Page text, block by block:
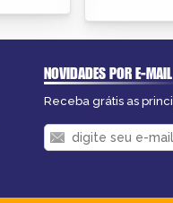
NOVIDADES POR E-MAIL
Receba grátis as